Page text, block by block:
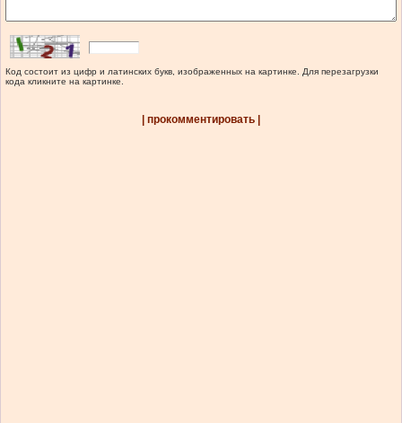
Код состоит из цифр и латинских букв, изображенных на картинке. Для перезагрузки
кода кликните на картинке.
| прокомментировать |